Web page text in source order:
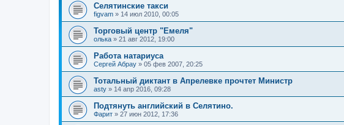
Селятинские такси
figvam » 14 июл 2010, 00:05
Торговый центр "Емеля"
олька » 21 авг 2012, 19:00
Работа натариуса
Сергей Абрау » 05 фев 2007, 20:25
Тотальный диктант в Апрелевке прочтет Министр
asty » 14 апр 2016, 09:28
Подтянуть английский в Селятино.
Фарит » 27 июн 2012, 17:36